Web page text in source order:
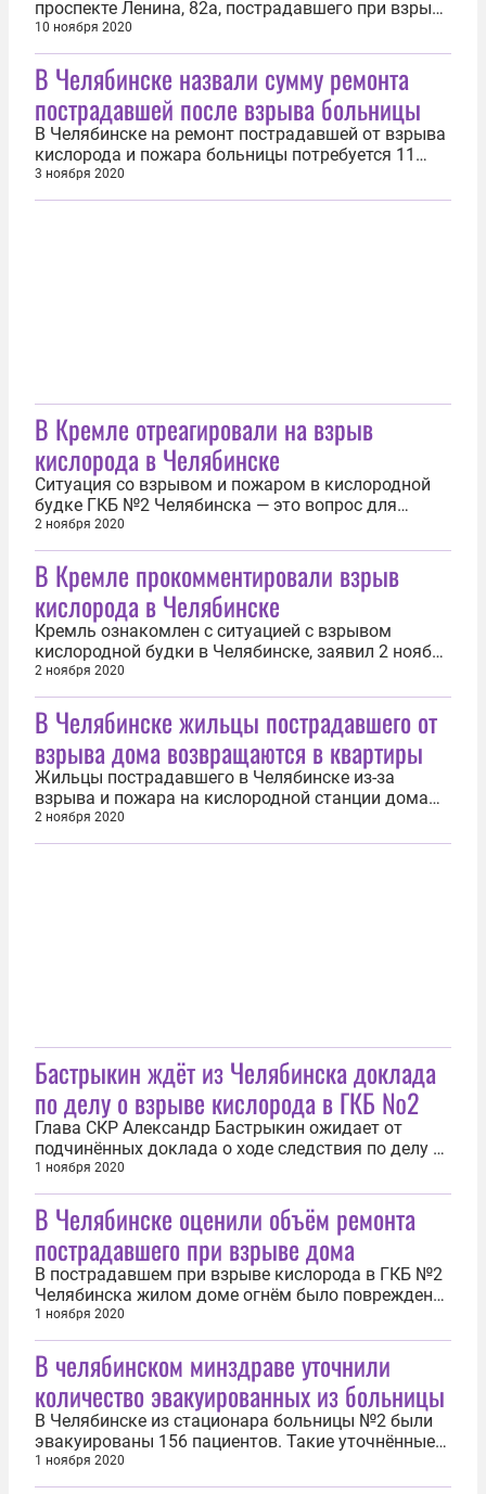
проспекте Ленина, 82а, пострадавшего при взрыве
кислорода возле стационара ГКБ №2. Об этом на
совещании в мэрии заявил вице-мэр Александр
Астахов. Соответствующие работы выполнены в
квартирах и в подъезде. Всего восстановлено 55
оконных блоков. В данный...
10 ноября 2020
В Челябинске назвали сумму ремонта
пострадавшей после взрыва больницы
В Челябинске на ремонт пострадавшей от взрыва
кислорода и пожара больницы потребуется 11
млн рублей. Об этом заявил вице-мэр Сергей
Авдеев. Он отметил, что ремонт уже начался.
3 ноября 2020
В Кремле отреагировали на взрыв
кислорода в Челябинске
Ситуация со взрывом и пожаром в кислородной
будке ГКБ №2 Челябинска — это вопрос для
руководства Челябинской области. Об этом
сообщил журналистам пресс-секретарь
президента России Дмитрий Песков. «В
остальном это вопрос для руководства региона»,
— отметил Песков, отвечая на вопрос одного из...
2 ноября 2020
В Кремле прокомментировали взрыв
кислорода в Челябинске
Кремль ознакомлен с ситуацией с взрывом
кислородной будки в Челябинске, заявил 2 ноября
пресс-секретарь российского лидера Дмитрий
Песков. «Да, мы знаем об этом. Знаем из
сообщений СМИ, и были доклады по линии
ведомств. В остальном это вопрос для
руководства региона», — сказал представитель
Кремля...
2 ноября 2020
В Челябинске жильцы пострадавшего от
взрыва дома возвращаются в квартиры
Жильцы пострадавшего в Челябинске из-за
взрыва и пожара на кислородной станции дома
получили разрешение вернуться в свои квартиры.
Об этом сообщили журналистам в мэрии. Добро
2 ноября 2020
Бастрыкин ждёт из Челябинска доклада
по делу о взрыве кислорода в ГКБ №2
Глава СКР Александр Бастрыкин ожидает от
подчинённых доклада о ходе следствия по делу о
взрыве кислорода в ГКБ №2. Об этом сообщает
пресс-служба ведомства. Руководитель поручил
руководству регионального следственного
управления рассказать об обстоятельствах
инцидента и проведённых следственных...
1 ноября 2020
В Челябинске оценили объём ремонта
пострадавшего при взрыве дома
В пострадавшем при взрыве кислорода в ГКБ №2
Челябинска жилом доме огнём было поврежден
восемь квартир. Об этом сообщает пресс-служба
губернатора региона. Ещё десять было залито
водой, а в 21-й необходима замена окон. Работы
по монтажу блоков и остеклению уже ведутся.
Также идёт определение оценки...
1 ноября 2020
В челябинском минздраве уточнили
количество эвакуированных из больницы
В Челябинске из стационара больницы №2 были
эвакуированы 156 пациентов. Такие уточнённые
данные сообщил 1 ноября минздрав области. Из
них три человека находились в реанимации. Все
1 ноября 2020